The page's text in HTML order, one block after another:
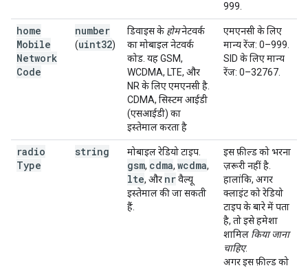
999.
home
Mobile
Network
Code
number
(uint32)
डिवाइस के होमनेटवर्क
का मोबाइल नेटवर्क
कोड. यह GSM,
WCDMA, LTE, और
NR के लिए एमएनसी है.
CDMA, सिस्टम आईडी
(एसआईडी) का
इस्तेमाल करता है
एमएनसी के लिए
मान्य रेंज: 0–999.
SID के लिए मान्य
रेंज: 0–32767.
radio
Type
string मोबाइल रेडियो टाइप.
gsm, cdma, wcdma,
lte, और nrवैल्यू
इस्तेमाल की जा सकती
हैं.
इस फ़ील्ड को भरना
ज़रूरी नहीं है.
हालांकि, अगर
क्लाइंट को रेडियो
टाइप के बारे में पता
है, तो इसे हमेशा
शामिल किया जाना
चाहिए.
अगर इस फ़ील्ड को